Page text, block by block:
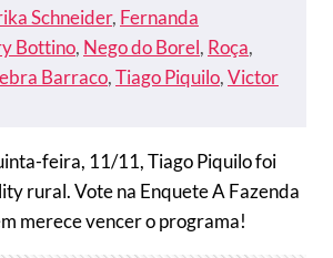
Schneider, Fernanda
Bottino, Nego do Borel, Roça
Barraco, Tiago Piquilo, Victor
feira, 11/11, Tiago Piquilo foi
rural. Vote na Enquete A Fazenda
merece vencer o programa!